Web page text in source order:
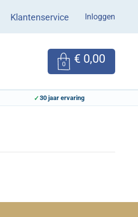
Klantenservice Inloggen
0 € 0,00
30 jaar ervaring